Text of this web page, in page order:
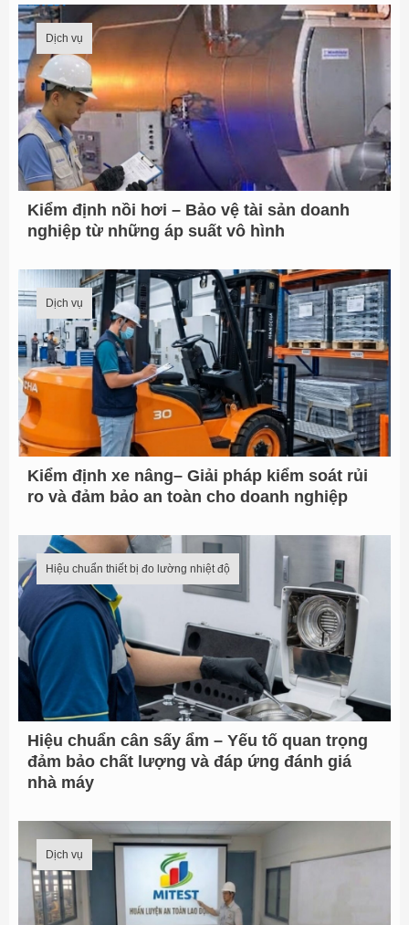
Dịch vụ
Kiểm định nồi hơi – Bảo vệ tài sản doanh
nghiệp từ những áp suất vô hình
Dịch vụ
Kiểm định xe nâng– Giải pháp kiểm soát rủi
ro và đảm bảo an toàn cho doanh nghiệp
Hiệu chuẩn thiết bị đo lường nhiệt độ
Hiệu chuẩn cân sấy ẩm – Yếu tố quan trọng
đảm bảo chất lượng và đáp ứng đánh giá
nhà máy
Dịch vụ